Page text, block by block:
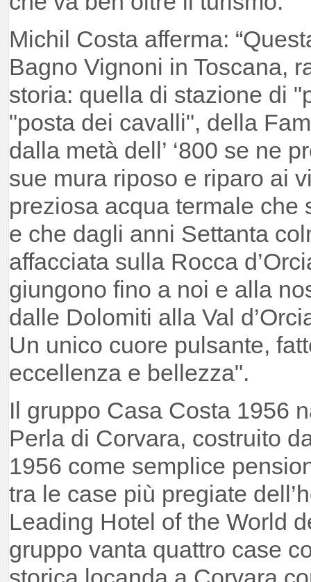
Michil Costa afferma:
Bagno Vignoni in Toscana,
storia: quella di stazione di
"posta dei cavalli", della
dalla metà dell’ ‘800 se ne
sue mura riposo e riparo ai
preziosa acqua termale che
e che dagli anni Settanta
affacciata sulla Rocca
giungono fino a noi e alla
dalle Dolomiti alla Val
Un unico cuore pulsante,
eccellenza e bellezza".
Il gruppo Casa Costa 1956
Perla di Corvara, costruito
1956 come semplice
tra le case più pregiate
Leading Hotel of the World
gruppo vanta quattro case